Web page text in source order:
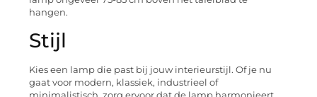
hangen.
Stijl
Kies een lamp die past bij jouw interieurstijl. Of je nu
gaat voor modern, klassiek, industrieel of